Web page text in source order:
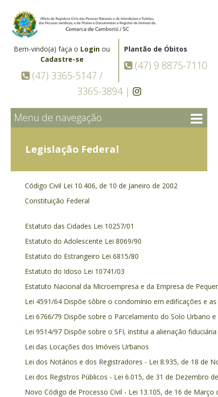
Plantão de Óbitos
(47) 9 8875-7110
Bem-vindo(a) faça o Login ou
Cadastre-se
(47) 3365-5147 /
3365-3894 |
Menu de navegação
Legislação Federal
Código Civil Lei 10.406, de 10 de Janeiro de 2002
Constituição Federal
Estatuto das Cidades Lei 10257/01
Estatuto do Adolescente Lei 8069/90
Estatuto do Estrangeiro Lei 6815/80
Estatuto do Idoso Lei 10741/03
Estatuto Nacional da Microempresa e da Empresa de
Lei 4591/64 Dispõe sôbre o condomínio em edificações e
Lei 6766/79 Dispõe sobre o Parcelamento do Solo Urbano
Lei 9514/97 Dispõe sobre o SFI, institui a alienação
Lei das Locações dos Imóveis Urbanos
Lei dos Notários e dos Registradores - Lei 8.935, de 18 de
Lei dos Registros Públicos - Lei 6.015, de 31 de Dezembro
Novo Código de Processo Civil - Lei 13.105, de 16 de Março